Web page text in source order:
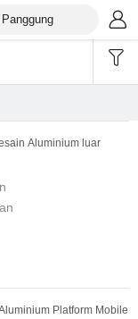
Aluminium luar
Platform Mobile